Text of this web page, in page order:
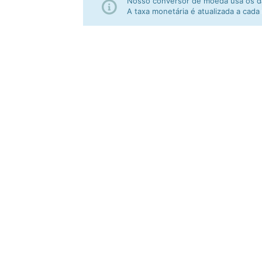
A taxa monetária é atualizada a